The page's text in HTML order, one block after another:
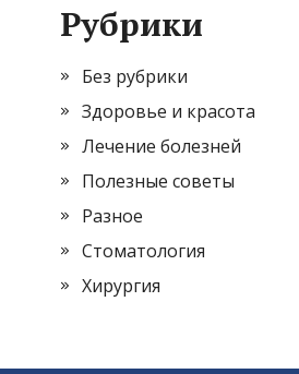
Рубрики
Без рубрики
Здоровье и красота
Лечение болезней
Полезные советы
Разное
Стоматология
Хирургия